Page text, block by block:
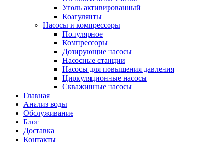
Уголь активированный
Коагулянты
Насосы и компрессоры
Популярное
Компрессоры
Дозирующие насосы
Насосные станции
Насосы для повышения давления
Циркуляционные насосы
Скважинные насосы
Главная
Анализ воды
Обслуживание
Блог
Доставка
Контакты